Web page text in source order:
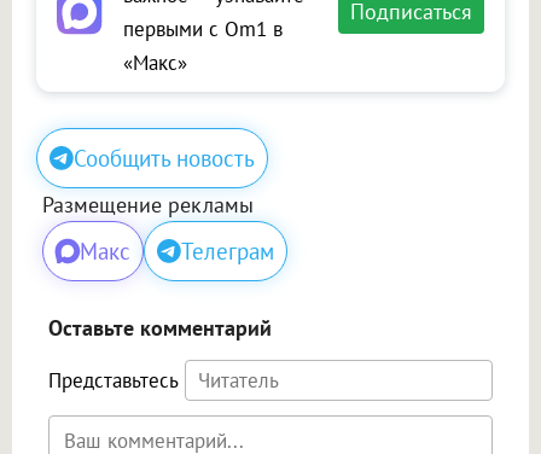
первыми с Om1 в
«Макс»
Подписаться
Сообщить новость
Размещение рекламы
Макс Телеграм
Оставьте комментарий
Представьтесь